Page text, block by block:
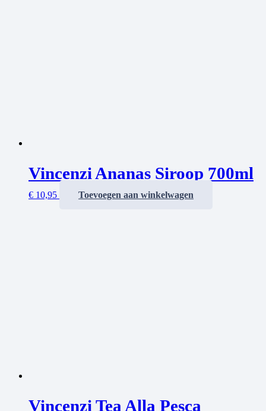
Vincenzi Ananas Siroop 700ml
€ 10,95 Toevoegen aan winkelwagen
Vincenzi Tea Alla Pesca